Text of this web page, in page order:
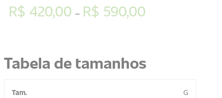
R$ 420,00 – R$ 590,00
Tabela de tamanhos
G